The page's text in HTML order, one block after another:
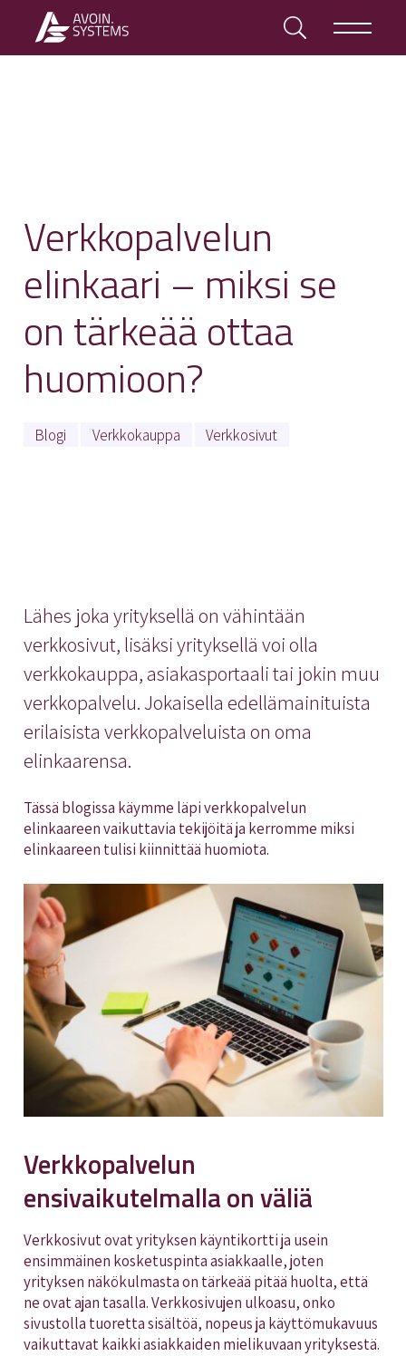
Verkkopalvelun
elinkaari – miksi se
on tärkeää ottaa
huomioon?
Blogi Verkkokauppa Verkkosivut
Lähes joka yrityksellä on vähintään
verkkosivut, lisäksi yrityksellä voi olla
verkkokauppa, asiakasportaali tai jokin muu
verkkopalvelu. Jokaisella edellämainituista
erilaisista verkkopalveluista on oma
elinkaarensa.
Tässä blogissa käymme läpi verkkopalvelun
elinkaareen vaikuttavia tekijöitä ja kerromme miksi
elinkaareen tulisi kiinnittää huomiota.
Verkkopalvelun
ensivaikutelmalla on väliä
Verkkosivut ovat yrityksen käyntikortti ja usein
ensimmäinen kosketuspinta asiakkaalle, joten
yrityksen näkökulmasta on tärkeää pitää huolta, että
ne ovat ajan tasalla. Verkkosivujen ulkoasu, onko
sivustolla tuoretta sisältöä, nopeus ja käyttömukavuus
vaikuttavat kaikki asiakkaiden mielikuvaan yrityksestä.